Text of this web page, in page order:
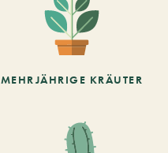
MEHRJÄHRIGE KRÄUTER